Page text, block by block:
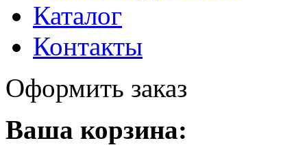
Каталог
Контакты
Оформить заказ
Ваша корзина: